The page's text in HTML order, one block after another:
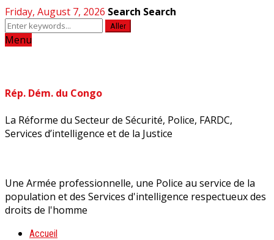
Friday, August 7, 2026 Search Search
Aller
Menu
Rép. Dém. du Congo
La Réforme du Secteur de Sécurité, Police, FARDC,
Services d’intelligence et de la Justice
Une Armée professionnelle, une Police au service de la
population et des Services d'intelligence respectueux des
droits de l'homme
Accueil